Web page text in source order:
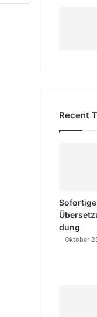
Recent
dung
Oktober